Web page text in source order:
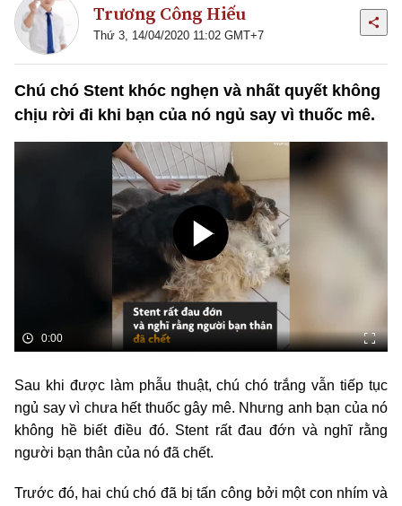
Trương Công Hiếu
Thứ 3, 14/04/2020 11:02 GMT+7
Chú chó Stent khóc nghẹn và nhất quyết không
chịu rời đi khi bạn của nó ngủ say vì thuốc mê.
0:00
Sau khi được làm phẫu thuật, chú chó trắng vẫn tiếp tục
ngủ say vì chưa hết thuốc gây mê. Nhưng anh bạn của nó
không hề biết điều đó. Stent rất đau đớn và nghĩ rằng
người bạn thân của nó đã chết.
Trước đó, hai chú chó đã bị tấn công bởi một con nhím và